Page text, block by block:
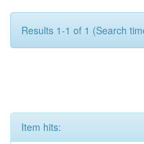
Results 1-1 of 1 (Search
Item hits: